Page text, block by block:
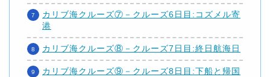
カリブ海クルーズ⑦－クルーズ6日目:コズメル寄
港
カリブ海クルーズ⑧－クルーズ7日目:終日航海日
カリブ海クルーズ⑨－クルーズ8日目:下船と帰国